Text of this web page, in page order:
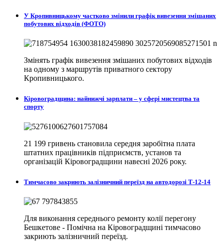
У Кропивницькому частково змінили графік вивезення змішаних
побутових відходів (ФОТО)
Змінять графік вивезення змішаних побутових відходів
на одному з маршрутів приватного сектору
Кропивницького.
Кіровоградщина: найнижчі зарплати – у сфері мистецтва та
спорту
21 199 гривень становила середня заробітна плата
штатних працівників підприємств, установ та
організацій Кіровоградщини навесні 2026 року.
Тимчасово закриють залізничний переїзд на автодорозі Т-12-14
Для виконання середнього ремонту колії перегону
Бешкетове - Помічна на Кіровоградщині тимчасово
закриють залізничний переїзд.